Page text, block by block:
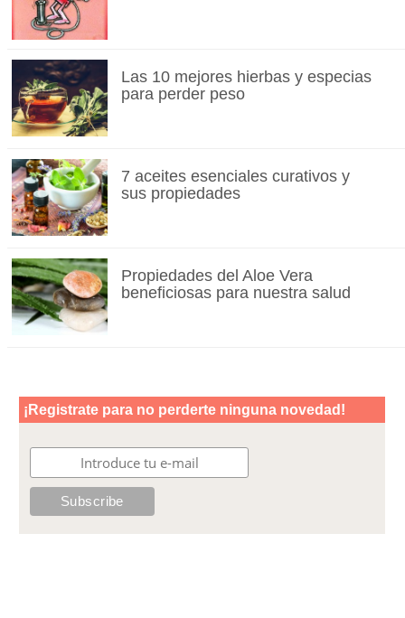
Las 10 mejores hierbas y especias
para perder peso
7 aceites esenciales curativos y
sus propiedades
Propiedades del Aloe Vera
beneficiosas para nuestra salud